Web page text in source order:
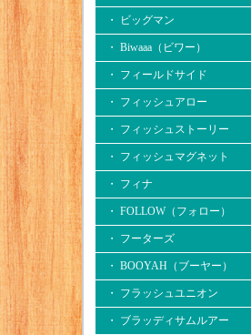
・ ビッグマン
・ Biwaaa（ビワー）
・ フィールドサイド
・ フィッシュアロー
・ フィッシュストーリー
・ フィッシュマグネット
・ フィナ
・ FOLLOW（フォロー）
・ フーターズ
・ BOOYAH（ブーヤー）
・ フラッシュユニオン
・ ブラッディサムルアー